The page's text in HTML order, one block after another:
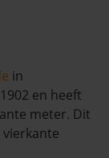
in
en heeft
meter. Dit
vierkante